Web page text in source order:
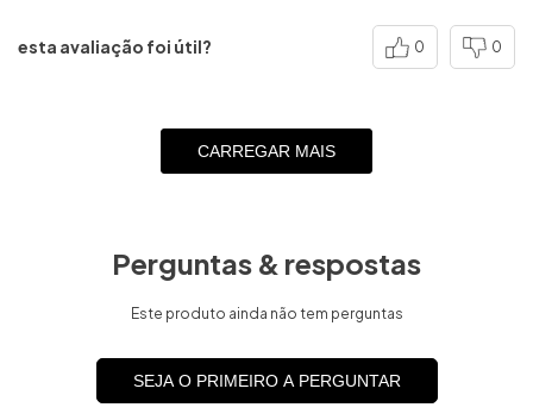
esta avaliação foi útil? 0 0
CARREGAR MAIS
Perguntas & respostas
Este produto ainda não tem perguntas
SEJA O PRIMEIRO A PERGUNTAR